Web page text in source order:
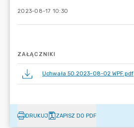
2023-08-17 10:30
ZAŁĄCZNIKI
Uchwała 50.2023-08-02 WPF.pdf
DRUKUJ ZAPISZ DO PDF